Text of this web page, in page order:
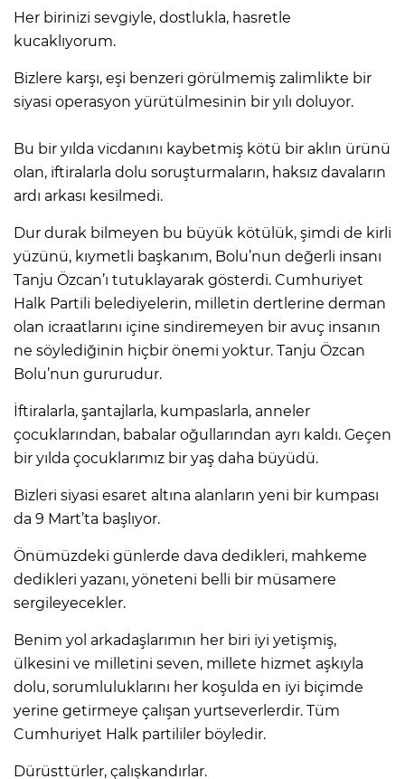
Her birinizi sevgiyle, dostlukla, hasretle
kucaklıyorum.
Bizlere karşı, eşi benzeri görülmemiş zalimlikte bir
siyasi operasyon yürütülmesinin bir yılı doluyor.
Bu bir yılda vicdanını kaybetmiş kötü bir aklın ürünü
olan, iftiralarla dolu soruşturmaların, haksız davaların
ardı arkası kesilmedi.
Dur durak bilmeyen bu büyük kötülük, şimdi de kirli
yüzünü, kıymetli başkanım, Bolu’nun değerli insanı
Tanju Özcan’ı tutuklayarak gösterdi. Cumhuriyet
Halk Partili belediyelerin, milletin dertlerine derman
olan icraatlarını içine sindiremeyen bir avuç insanın
ne söylediğinin hiçbir önemi yoktur. Tanju Özcan
Bolu’nun gururudur.
İftiralarla, şantajlarla, kumpaslarla, anneler
çocuklarından, babalar oğullarından ayrı kaldı. Geçen
bir yılda çocuklarımız bir yaş daha büyüdü.
Bizleri siyasi esaret altına alanların yeni bir kumpası
da 9 Mart’ta başlıyor.
Önümüzdeki günlerde dava dedikleri, mahkeme
dedikleri yazanı, yöneteni belli bir müsamere
sergileyecekler.
Benim yol arkadaşlarımın her biri iyi yetişmiş,
ülkesini ve milletini seven, millete hizmet aşkıyla
dolu, sorumluluklarını her koşulda en iyi biçimde
yerine getirmeye çalışan yurtseverlerdir. Tüm
Cumhuriyet Halk partililer böyledir.
Dürüsttürler, çalışkandırlar.